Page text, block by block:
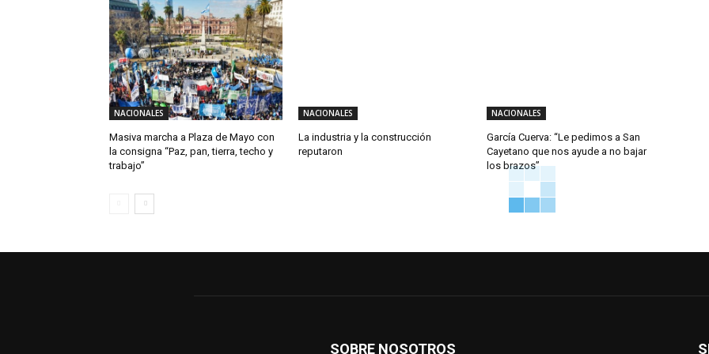
NACIONALES
Masiva marcha a Plaza de Mayo con
la consigna “Paz, pan, tierra, techo y
trabajo”
NACIONALES
La industria y la construcción
reputaron
NACIONALES
García Cuerva: “Le pedimos a San
Cayetano que nos ayude a no bajar
los brazos”
SOBRE NOSOTROS